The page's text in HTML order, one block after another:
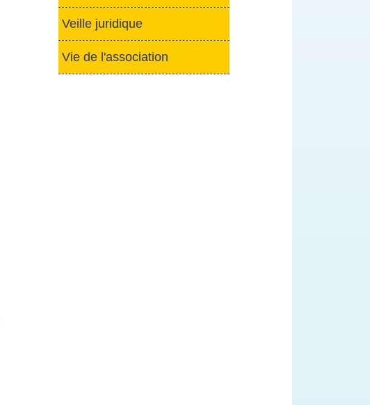
- Actif
Veille juridique
- Actif
Vie de l'association
- Actif